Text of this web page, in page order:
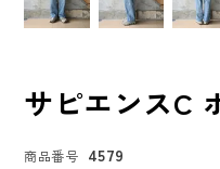
サピエンスC
商品番号 4579